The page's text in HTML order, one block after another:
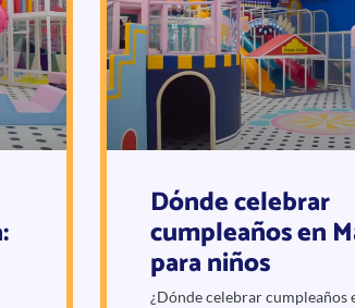
Dónde celebrar
cumpleaños en
para niños
¿Dónde celebrar cumpleaños